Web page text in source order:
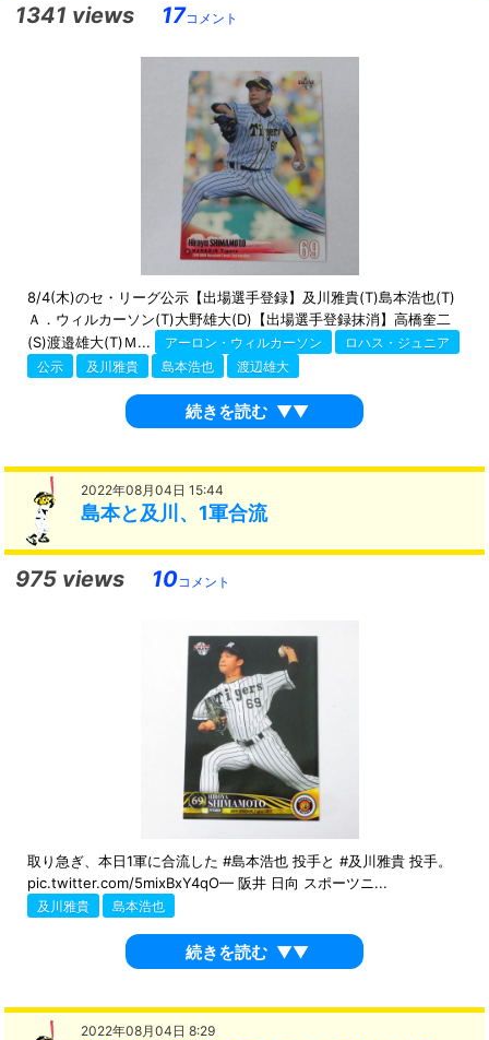
1341 views 17コメント
8/4(木)のセ・リーグ公示【出場選手登録】及川雅貴(T)島本浩也(T)
Ａ．ウィルカーソン(T)大野雄大(D)【出場選手登録抹消】高橋奎二
(S)渡邉雄大(T)Ｍ...
アーロン・ウィルカーソン
ロハス・ジュニア
公示
及川雅貴 島本浩也 渡辺雄大
続きを読む ▼▼
2022年08月04日 15:44
島本と及川、1軍合流
975 views 10コメント
取り急ぎ、本日1軍に合流した #島本浩也 投手と #及川雅貴 投手。
pic.twitter.com/5mixBxY4qO— 阪井 日向 スポーツニ...
及川雅貴 島本浩也
続きを読む ▼▼
2022年08月04日 8:29